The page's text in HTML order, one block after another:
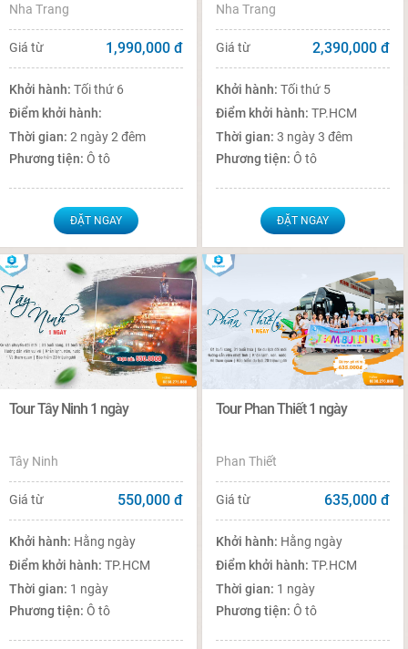
Nha Trang
Giá từ 1,990,000 đ
Khởi hành:Tối thứ 6
Điểm khởi hành:
Thời gian:2 ngày 2 đêm
Phương tiện:Ô tô
ĐẶT NGAY
Nha Trang
Giá từ 2,390,000 đ
Khởi hành:Tối thứ 5
Điểm khởi hành:TP.HCM
Thời gian:3 ngày 3 đêm
Phương tiện:Ô tô
ĐẶT NGAY
Tour Tây Ninh 1 ngày
Tây Ninh
Giá từ 550,000 đ
Khởi hành: Hằng ngày
Điểm khởi hành:TP.HCM
Thời gian: 1 ngày
Phương tiện:Ô tô
Tour Phan Thiết 1 ngày
Phan Thiết
Giá từ 635,000 đ
Khởi hành: Hằng ngày
Điểm khởi hành:TP.HCM
Thời gian: 1 ngày
Phương tiện:Ô tô